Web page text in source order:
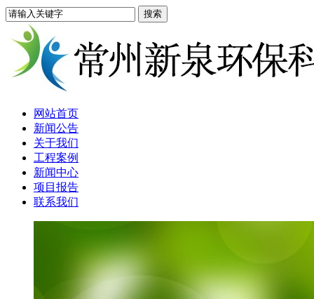
网站首页
新闻公告
关于我们
工程案例
新闻中心
项目报告
联系我们